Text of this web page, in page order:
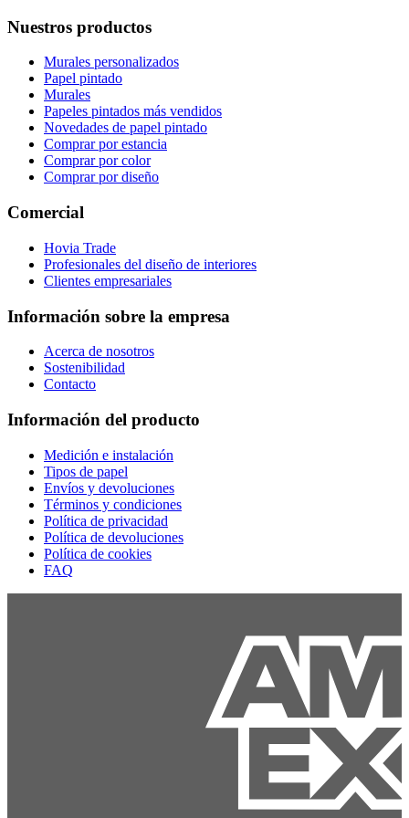
Nuestros productos
Murales personalizados
Papel pintado
Murales
Papeles pintados más vendidos
Novedades de papel pintado
Comprar por estancia
Comprar por color
Comprar por diseño
Comercial
Hovia Trade
Profesionales del diseño de interiores
Clientes empresariales
Información sobre la empresa
Acerca de nosotros
Sostenibilidad
Contacto
Información del producto
Medición e instalación
Tipos de papel
Envíos y devoluciones
Términos y condiciones
Política de privacidad
Política de devoluciones
Política de cookies
FAQ